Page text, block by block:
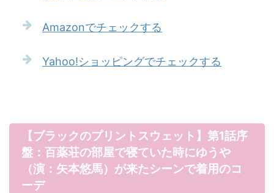
Amazonでチェックする
Yahoo!ショッピングでチェックする
【ブラックのプリントスウェット】第1話序
盤：百薬荘の部屋で寝ていた時にゆうや
（演：矢本悠馬）が来たシーンで着用のコ
ーデ